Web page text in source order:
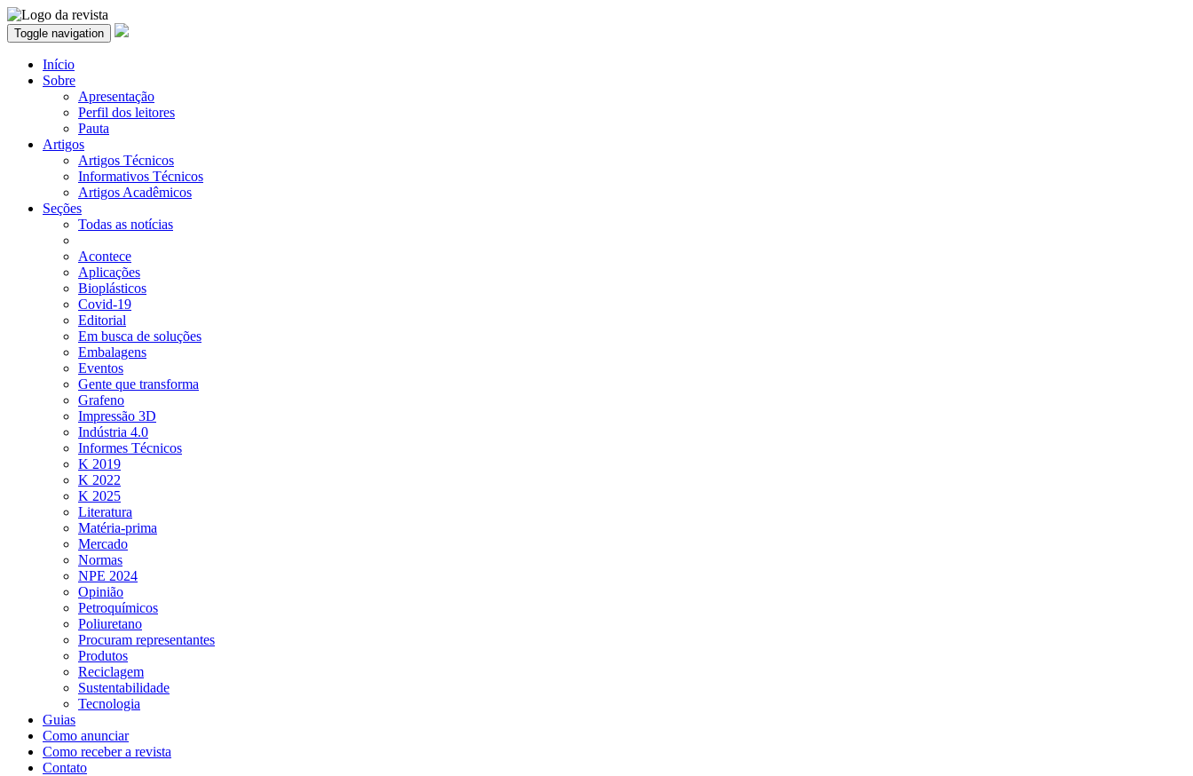
Toggle navigation
Início
Sobre
Apresentação
Perfil dos leitores
Pauta
Artigos
Artigos Técnicos
Informativos Técnicos
Artigos Acadêmicos
Seções
Todas as notícias
Acontece
Aplicações
Bioplásticos
Covid-19
Editorial
Em busca de soluções
Embalagens
Eventos
Gente que transforma
Grafeno
Impressão 3D
Indústria 4.0
Informes Técnicos
K 2019
K 2022
K 2025
Literatura
Matéria-prima
Mercado
Normas
NPE 2024
Opinião
Petroquímicos
Poliuretano
Procuram representantes
Produtos
Reciclagem
Sustentabilidade
Tecnologia
Guias
Como anunciar
Como receber a revista
Contato